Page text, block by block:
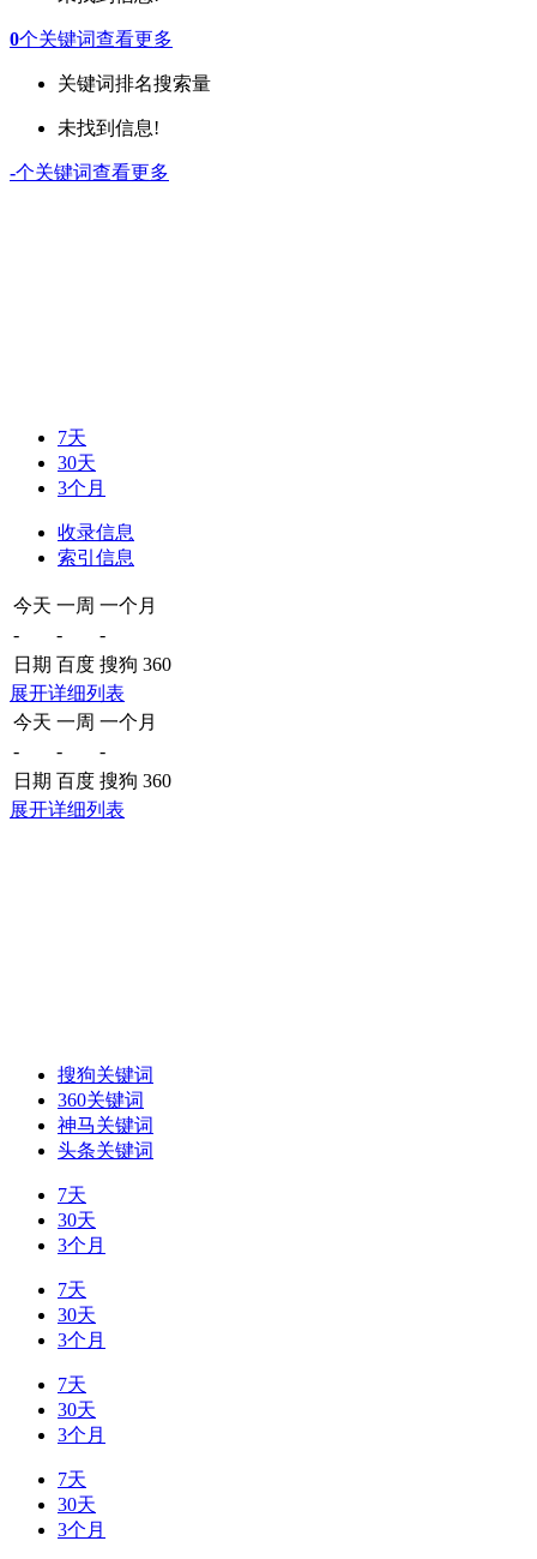
0个关键词查看更多
关键词排名搜索量
未找到信息!
-个关键词查看更多
7天
30天
3个月
收录信息
索引信息
今天 一周 一个月
-
-
-
日期 百度 搜狗 360
展开详细列表
今天 一周 一个月
-
-
-
日期 百度 搜狗 360
展开详细列表
搜狗关键词
360关键词
神马关键词
头条关键词
7天
30天
3个月
7天
30天
3个月
7天
30天
3个月
7天
30天
3个月